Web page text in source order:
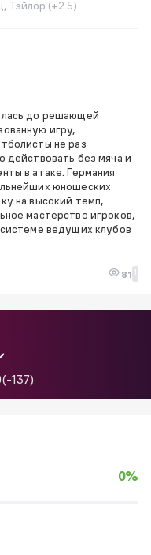
Тэйлор (+2.5)
до решающей
игру,
не раз
действовать без мяча и
в атаке. Германия
юношеских
на высокий темп,
мастерство игроков,
ведущих клубов
81 1
(-137)
0%